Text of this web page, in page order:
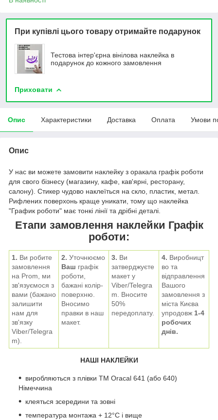
При купівлі цього товару отримайте подарунок
Тестова інтер'єрна вінілова наклейка в
подарунок до кожного замовлення
Приховати
Опис Характеристики Доставка Оплата Умови
Опис
У нас ви можете замовити наклейку з оракала графік роботи
для свого бізнесу (магазину, кафе, кав'ярні, ресторану,
салону). Стикер чудово наклеїться на скло, пластик, метал.
Рифлених поверхонь краще уникати, тому що наклейка
"График роботи" має тонкі лінії та дрібні деталі.
Етапи замовлення наклейки Графік
роботи:
1. Ви робите
замовлення
на Prom, ми
зв'язуємося з
вами (бажано
залишити
нам для
зв'язку
Viber/Telegra
m).
2. Уточнюємо
Ваш графік
роботи,
бажані колір-
поверхню.
Вносимо
правки в наш
макет.
3. Ви
затверджуєте
макет у
Viber/Telegra
m . Вносите
50%
передоплату.
4. Виробницт
во та
відправлення
Вашого
замовлення з
міста Києва
упродовж 1-4
робочих
днів.
НАШІ НАКЛЕЙКИ
виробляються з плівки ТМ Oracal 641 (або 640)
Німеччина
клеяться зсередини та зовні
температура монтажа + 12°C і вище